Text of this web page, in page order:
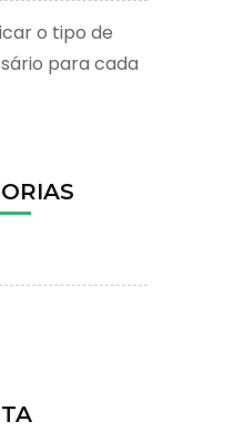
o tipo de
para cada